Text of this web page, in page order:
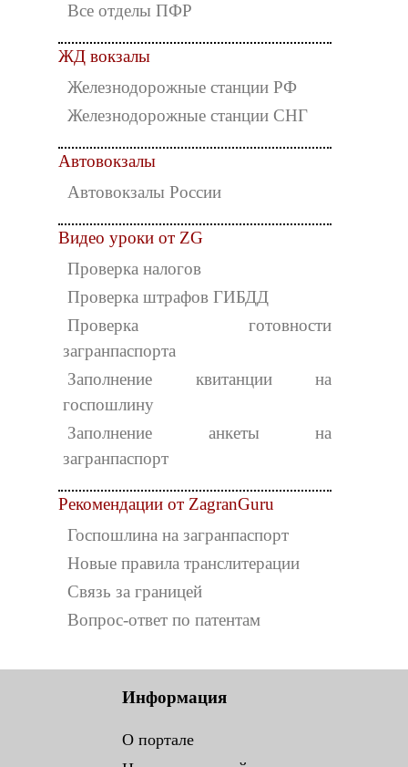
Все отделы ПФР
ЖД вокзалы
Железнодорожные станции РФ
Железнодорожные станции СНГ
Автовокзалы
Автовокзалы России
Видео уроки от ZG
Проверка налогов
Проверка штрафов ГИБДД
Проверка готовности
загранпаспорта
Заполнение квитанции на
госпошлину
Заполнение анкеты на
загранпаспорт
Рекомендации от ZagranGuru
Госпошлина на загранпаспорт
Новые правила транслитерации
Связь за границей
Вопрос-ответ по патентам
Информация
О портале